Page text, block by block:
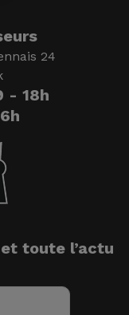
24
- 18h
toute l’actu